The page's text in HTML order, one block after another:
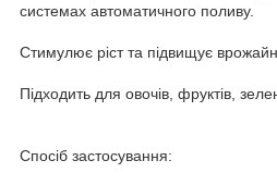
системах автоматичного поливу.
Стимулює ріст та підвищує
Підходить для овочів, фруктів,
Спосіб застосування: